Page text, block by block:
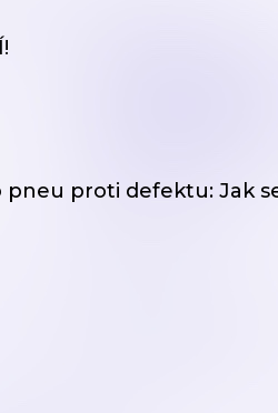
pneu proti defektu: Jak